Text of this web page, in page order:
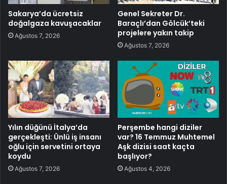
Sakarya’da ücretsiz
doğalgaza kavuşacaklar
Ağustos 7, 2026
Genel Sekreter Dr.
Baraçlı’dan Gölcük’teki
projelere yakın takip
Ağustos 7, 2026
Yılın düğünü İtalya’da
gerçekleşti: Ünlü iş insanı
oğlu için servetini ortaya
koydu
Ağustos 7, 2026
Perşembe hangi diziler
var? 16 Temmuz Muhtemel
Aşk dizisi saat kaçta
başlıyor?
Ağustos 4, 2026